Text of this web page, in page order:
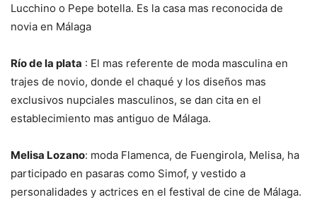
Lucchino o Pepe botella. Es la casa mas reconocida de
novia en Málaga
Río de la plata : El mas referente de moda masculina en
trajes de novio, donde el chaqué y los diseños mas
exclusivos nupciales masculinos, se dan cita en el
establecimiento mas antiguo de Málaga.
Melisa Lozano: moda Flamenca, de Fuengirola, Melisa, ha
participado en pasaras como Simof, y vestido a
personalidades y actrices en el festival de cine de Málaga.